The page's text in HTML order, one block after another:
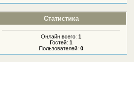
Статистика
Онлайн всего:1
Гостей:1
Пользователей:0